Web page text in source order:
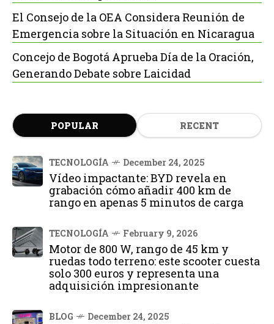
El Consejo de la OEA Considera Reunión de
Emergencia sobre la Situación en Nicaragua
Concejo de Bogotá Aprueba Día de la Oración,
Generando Debate sobre Laicidad
POPULAR RECENT
TECNOLOGÍA December 24, 2025
Vídeo impactante: BYD revela en
grabación cómo añadir 400 km de
rango en apenas 5 minutos de carga
TECNOLOGÍA February 9, 2026
Motor de 800 W, rango de 45 km y
ruedas todo terreno: este scooter cuesta
solo 300 euros y representa una
adquisición impresionante
BLOG December 24, 2025